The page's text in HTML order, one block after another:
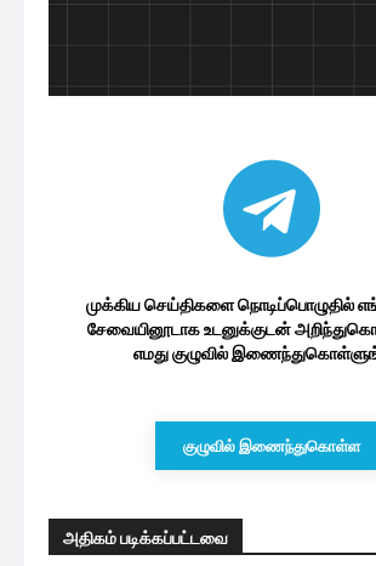
முக்கிய செய்திகளை நொடிப்பொழுதில்
சேவையினூடாக உடனுக்குடன்
எமது குழுவில்
குழுவில் இணைந்துகொள்ள
அதிகம் படிக்கப்பட்டவை